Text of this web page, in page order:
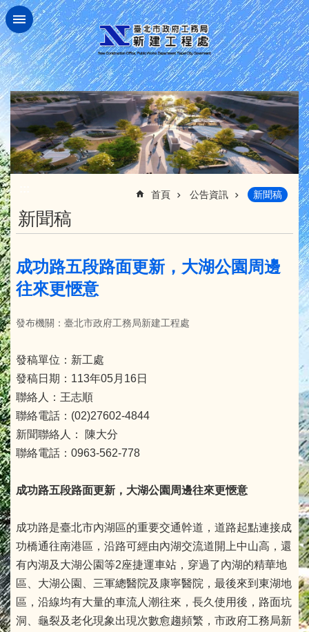
跳到主要內容區塊
首頁 公告資訊 新聞稿
新聞稿
成功路五段路面更新，大湖公園周邊
往來更愜意
發布機關：臺北市政府工務局新建工程處
發稿單位：新工處
發稿日期：113年05月16日
聯絡人：王志順
聯絡電話：(02)27602-4844
新聞聯絡人： 陳大分
聯絡電話：0963-562-778
成功路五段路面更新，大湖公園周邊往來更愜意
成功路是臺北市內湖區的重要交通幹道，道路起點連接成
功橋通往南港區，沿路可經由內湖交流道開上中山高，還
有內湖及大湖公園等2座捷運車站，穿過了內湖的精華地
區、大湖公園、三軍總醫院及康寧醫院，最後來到東湖地
區，沿線均有大量的車流人潮往來，長久使用後，路面坑
洞、龜裂及老化現象出現次數愈趨頻繁，市政府工務局新